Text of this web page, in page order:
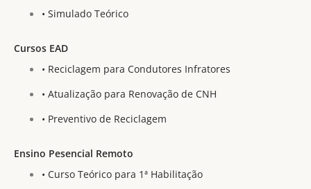
• Simulado Teórico
Cursos EAD
• Reciclagem para Condutores Infratores
• Atualização para Renovação de CNH
• Preventivo de Reciclagem
Ensino Pesencial Remoto
• Curso Teórico para 1ª Habilitação